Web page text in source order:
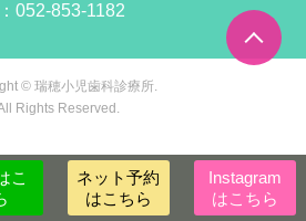
こ
ネット予約
はこちら
Instagram
はこちら
052-853-1182
© 瑞穂小児歯科診療所.
Rights Reserved.